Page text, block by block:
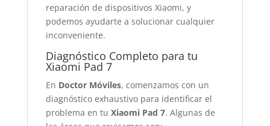
reparación de dispositivos Xiaomi, y
podemos ayudarte a solucionar cualquier
inconveniente.
Diagnóstico Completo para tu
Xiaomi Pad 7
En Doctor Móviles, comenzamos con un
diagnóstico exhaustivo para identificar el
problema en tu Xiaomi Pad 7. Algunas de